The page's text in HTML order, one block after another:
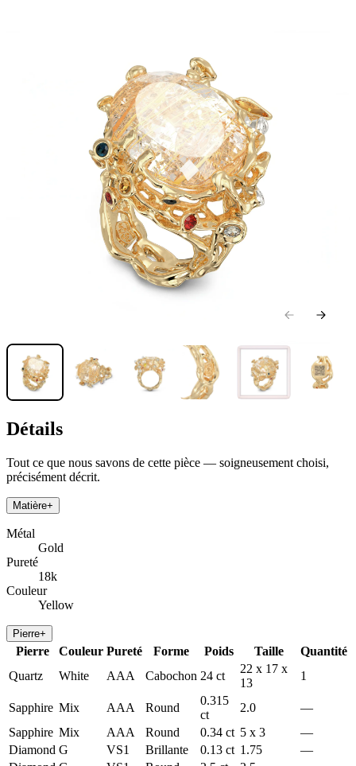
Détails
Tout ce que nous savons de cette pièce — soigneusement choisi,
précisément décrit.
Matière+
Métal
Gold
Pureté
18k
Couleur
Yellow
Pierre+
Pierre Couleur Pureté Forme Poids Taille
Quantité
Quartz
White AAA Cabochon 24 ct
22 x 17 x
13
1
Sapphire Mix AAA Round
0.315
ct
2.0
—
Sapphire Mix AAA Round 0.34 ct 5 x 3
—
Diamond G VS1 Brillante 0.13 ct 1.75
—